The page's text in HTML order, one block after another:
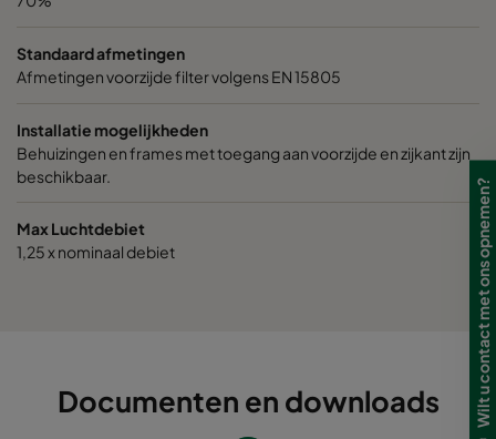
Standaard afmetingen
Afmetingen voorzijde filter volgens EN 15805
Installatie mogelijkheden
Behuizingen en frames met toegang aan voorzijde en zijkant zijn
beschikbaar.
Max Luchtdebiet
1,25 x nominaal debiet
Documenten en downloads Wilt u contact met ons opnemen?